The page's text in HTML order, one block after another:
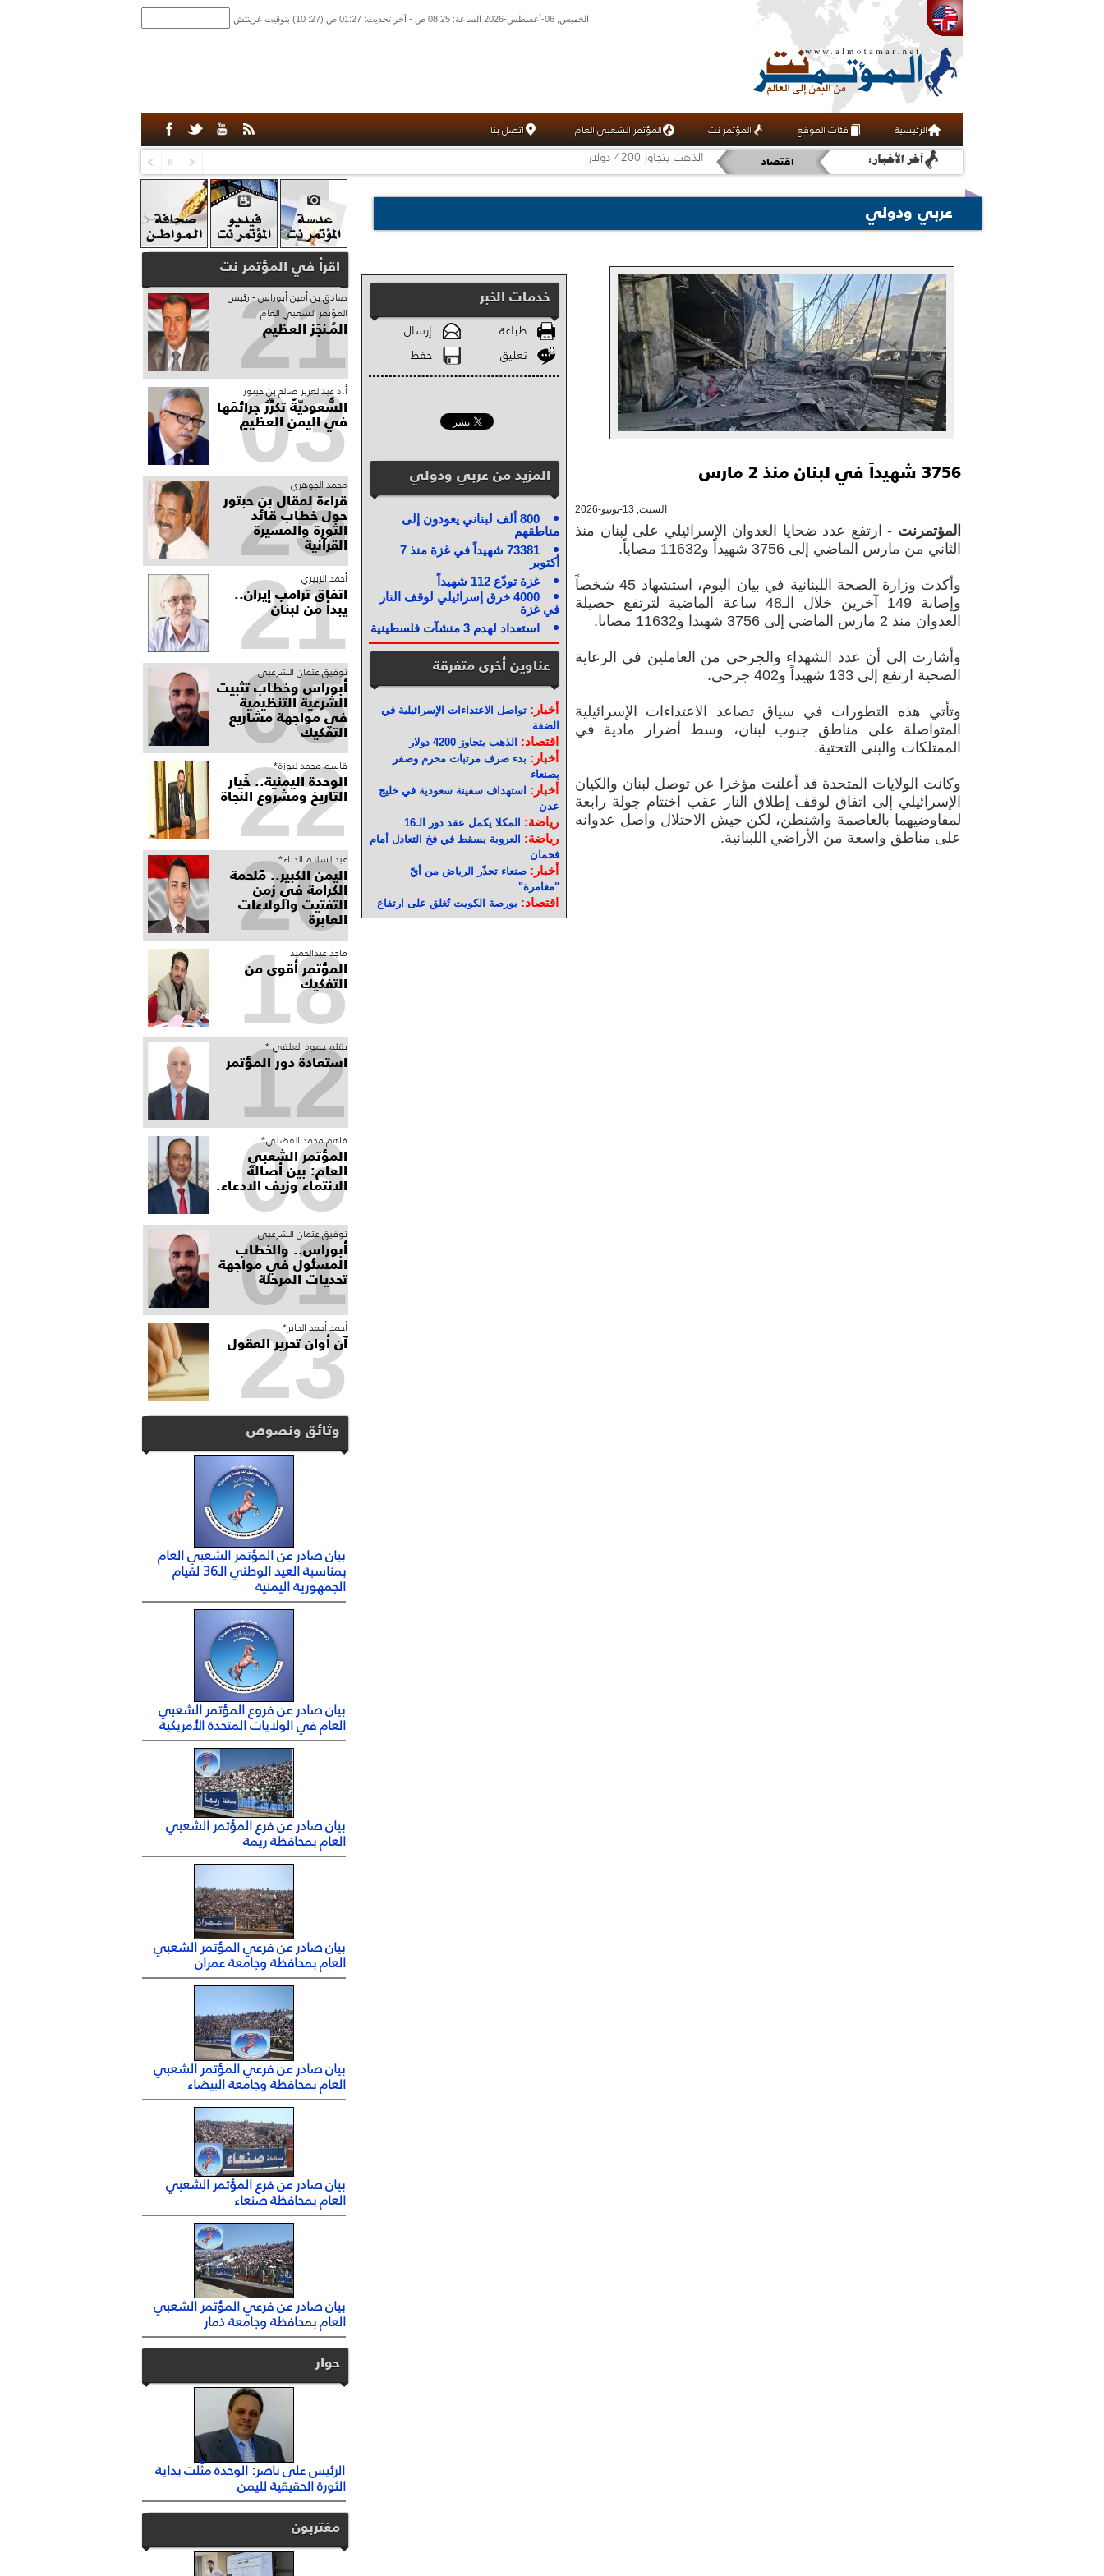
الخميس, 06-أغسطس-2026 الساعة: 08:25 ص - آخر تحديث: 01:27 ص (27: 10) بتوقيت غرينتش
الرئيسية فئات الموقع المؤتمر نت المؤتمر الشعبي العام اتصل بنا
أخبار
رياضة
فنون ومنوعات
اقتصاد
الذهب يتجاوز 4200 دولار
عربي ودولي
خدمات الخبر
طباعة
إرسال
تعليق
حفظ
المزيد من عربي ودولي
800 ألف لبناني يعودون إلى
مناطقهم
73381 شهيداً في غزة منذ 7
أكتوبر
غزة تودّع 112 شهيداً
4000 خرق إسرائيلي لوقف النار
في غزة
استعداد لهدم 3 منشآت فلسطينية
عناوين أخرى متفرقة
أخبار:تواصل الاعتداءات الإسرائيلية في
الضفة
اقتصاد: الذهب يتجاوز 4200 دولار
أخبار: بدء صرف مرتبات محرم وصفر
بصنعاء
أخبار: استهداف سفينة سعودية في خليج
عدن
رياضة: المكلا يكمل عقد دور الـ16
رياضة: العروبة يسقط في فخ التعادل أمام
فحمان
أخبار:صنعاء تحذّر الرياض من أيّ
"مغامرة"
اقتصاد: بورصة الكويت تُغلق على ارتفاع
3756 شهيداً في لبنان منذ 2 مارس
السبت, 13-يونيو-2026
المؤتمرنت - ارتفع عدد ضحايا العدوان الإسرائيلي على لبنان منذ
الثاني من مارس الماضي إلى 3756 شهيداً و11632 مصاباً.
وأكدت وزارة الصحة اللبنانية في بيان اليوم، استشهاد 45 شخصاً
وإصابة 149 آخرين خلال الـ48 ساعة الماضية لترتفع حصيلة
العدوان منذ 2 مارس الماضي إلى 3756 شهيدا و11632 مصابا.
وأشارت إلى أن عدد الشهداء والجرحى من العاملين في الرعاية
الصحية ارتفع إلى 133 شهيداً و402 جرحى.
وتأتي هذه التطورات في سياق تصاعد الاعتداءات الإسرائيلية
المتواصلة على مناطق جنوب لبنان، وسط أضرار مادية في
الممتلكات والبنى التحتية.
وكانت الولايات المتحدة قد أعلنت مؤخرا عن توصل لبنان والكيان
الإسرائيلي إلى اتفاق لوقف إطلاق النار عقب اختتام جولة رابعة
لمفاوضيهما بالعاصمة واشنطن، لكن جيش الاحتلال واصل عدوانه
على مناطق واسعة من الأراضي اللبنانية.
اقرأ في المؤتمر نت
صادق‮ ‬بن‮ ‬أمين‮ ‬أبوراس - رئيس‮
‬المؤتمر‮ ‬الشعبي‮ ‬العام
المُـنجَز العظيم
21
أ.د عبدالعزيز صالح بن حبتور
السُّعوديّةُ تكرِّرُ جرائمَها
في اليمنِ العظيمِ
03
محمد الجوهري
قراءة لمقال بن حبتور
حول خطاب قائد
الثورة والمسيرة
القرآنية
25
أحمد الزبيري
اتفاق ترامب إيران..
يبدأ من لبنان
21
توفيق عثمان الشرعبي
أبوراس وخطاب تثبيت
الشرعية التنظيمية
في مواجهة مشاريع
التفكيك
05
قاسم محمد لبوزة*
الوحدة اليمنية.. خَيار
التاريخ ومشروع النجاة
22
عبدالسلام الدباء*
​اليمن الكبير.. مَلحمة
الكرامة في زمن
التفتيت والولاءات
العابرة
20
ماجد عبدالحميد
المؤتمر أقوى من
التفكيك
18
بقلم حمود العلفي *
استعادة دور المؤتمر
12
فاهم محمد الفضلي*
المؤتمر الشعبي
العام: بين أصالة
الانتماء وزيف الادعاء.
06
توفيق عثمان الشرعبي
أبوراس.. والخطاب
المسئول في مواجهة
تحديات المرحلة
01
أحمد أحمد الجابر*
آن أوان تحرير العقول
23
وثائق ونصوص
بيان صادر عن المؤتمر الشعبي العام
بمناسبة العيد الوطني الـ36 لقيام
الجمهورية اليمنية
بيان صادر عن فروع المؤتمر الشعبي
العام في الولايات المتحدة الأمريكية
بيان صادر عن فرع المؤتمر الشعبي
العام بمحافظة ريمة
بيان صادر عن فرعي المؤتمر الشعبي
العام بمحافظة وجامعة عمران
بيان صادر عن فرعي المؤتمر الشعبي
العام بمحافظة وجامعة البيضاء
بيان صادر عن فرع المؤتمر الشعبي
العام بمحافظة صنعاء
بيان صادر عن فرعي المؤتمر الشعبي
العام بمحافظة وجامعة ذمار
حوار
الرئيس على ناصر: الوحدة مثَّلت بداية
الثورة الحقيقية لليمن
مغتربون